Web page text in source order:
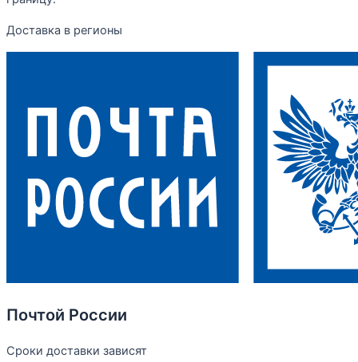
Доставка в регионы
Почтой России
Сроки доставки зависят